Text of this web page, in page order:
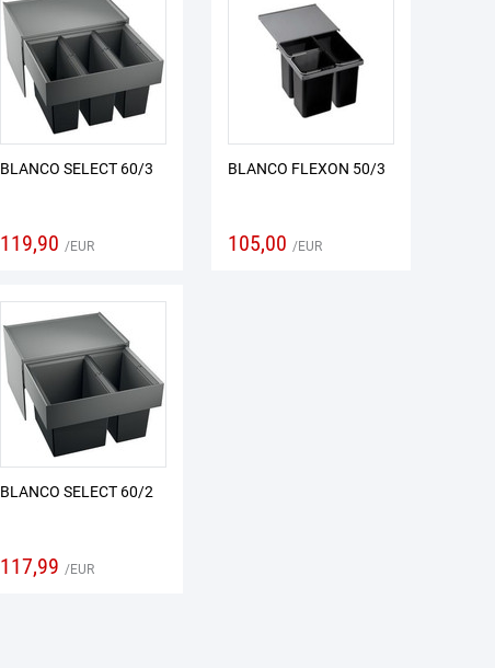
BLANCO SELECT 60/3
119,90 EUR
BLANCO FLEXON 50/3
105,00 EUR
BLANCO SELECT 60/2
117,99 EUR